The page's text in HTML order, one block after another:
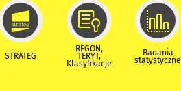
STRATEG
REGON,
TERYT,
Klasyfikacje
Badania
statystyczne